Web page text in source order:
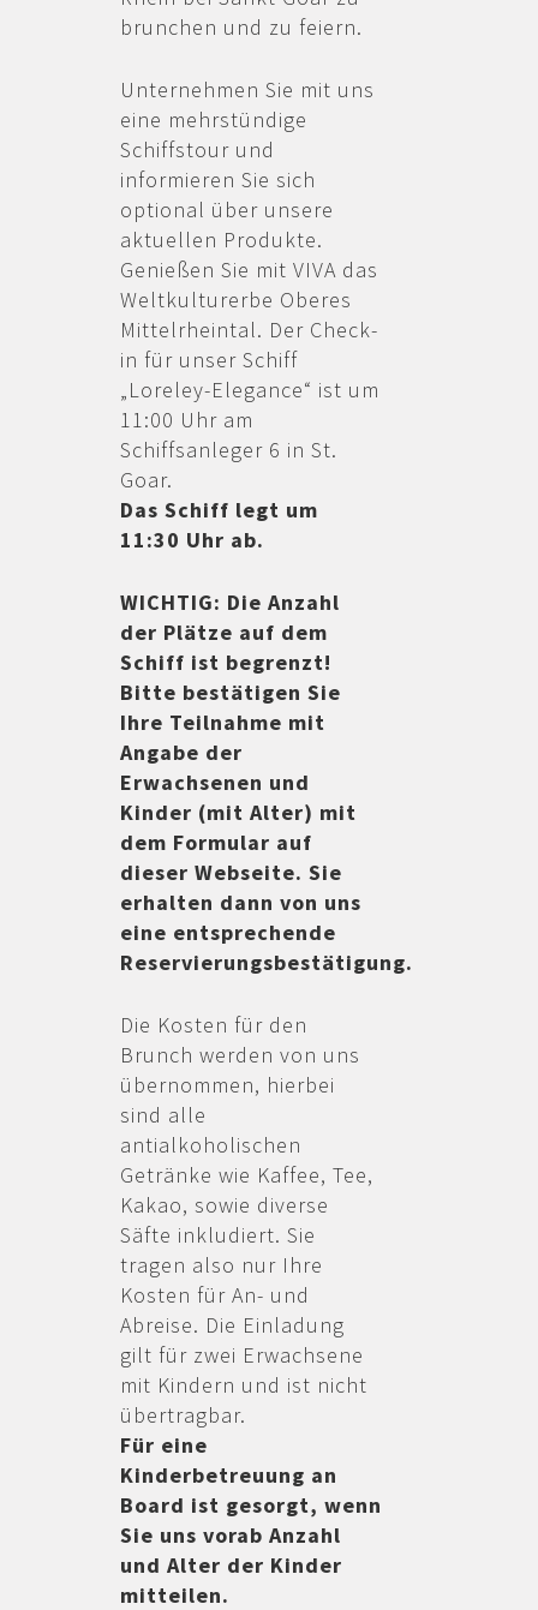
brunchen und zu feiern.
Unternehmen Sie mit uns
eine mehrstündige
Schiffstour und
informieren Sie sich
optional über unsere
aktuellen Produkte.
Genießen Sie mit VIVA das
Weltkulturerbe Oberes
Mittelrheintal. Der Check-
in für unser Schiff
„Loreley-Elegance“ ist um
11:00 Uhr am
Schiffsanleger 6 in St.
Goar.
Das Schiff legt um
11:30 Uhr ab.
WICHTIG: Die Anzahl
der Plätze auf dem
Schiff ist begrenzt!
Bitte bestätigen Sie
Ihre Teilnahme mit
Angabe der
Erwachsenen und
Kinder (mit Alter) mit
dem Formular auf
dieser Webseite. Sie
erhalten dann von uns
eine entsprechende
Reservierungsbestätigung.
Die Kosten für den
Brunch werden von uns
übernommen, hierbei
sind alle
antialkoholischen
Getränke wie Kaffee, Tee,
Kakao, sowie diverse
Säfte inkludiert. Sie
tragen also nur Ihre
Kosten für An- und
Abreise. Die Einladung
gilt für zwei Erwachsene
mit Kindern und ist nicht
übertragbar.
Für eine
Kinderbetreuung an
Board ist gesorgt, wenn
Sie uns vorab Anzahl
und Alter der Kinder
mitteilen.